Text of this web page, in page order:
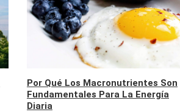
Por Qué Los Macronutrientes Son
Fundamentales Para La Energía
Diaria